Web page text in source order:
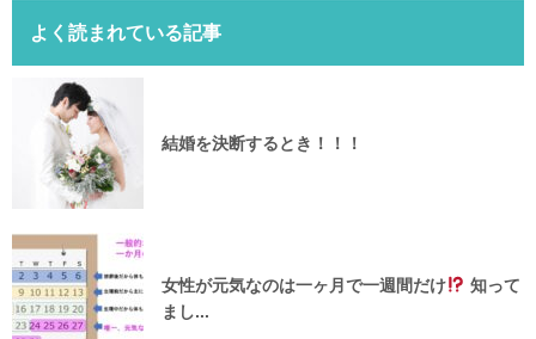
よく読まれている記事
結婚を決断するとき！！！
女性が元気なのは一ヶ月で一週間だけ
知って
まし...